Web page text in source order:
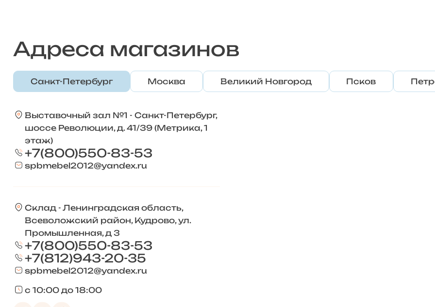
Адреса магазинов
Санкт-Петербург Москва Великий Новгород Псков
Выставочный зал №1 - Санкт-Петербург,
шоссе Революции, д. 41/39 (Метрика, 1
этаж)
+7(800)550-83-53
spbmebel2012@yandex.ru
Склад - Ленинградская область,
Всеволожский район, Кудрово, ул.
Промышленная, д 3
+7(800)550-83-53
+7(812)943-20-35
spbmebel2012@yandex.ru
с 10:00 до 18:00